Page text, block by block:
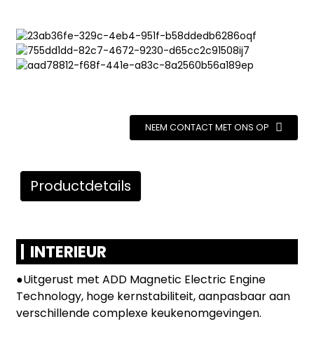
NEEM CONTACT MET ONS OP
Productdetails
INTERIEUR
●Uitgerust met ADD Magnetic Electric Engine
Technology, hoge kernstabiliteit, aanpasbaar aan
verschillende complexe keukenomgevingen.